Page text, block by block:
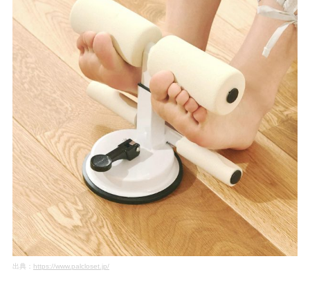
出典： https://www.palcloset.jp/